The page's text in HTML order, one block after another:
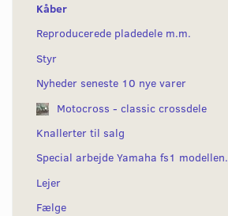
Kåber
Reproducerede pladedele m.m.
Styr
Nyheder seneste 10 nye varer
Motocross - classic crossdele
Knallerter til salg
Special arbejde Yamaha fs1 modellen.
Lejer
Fælge